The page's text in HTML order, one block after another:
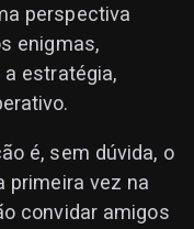
perspectiva
enigmas,
estratégia,
é, sem dúvida, o
primeira vez na
convidar amigos